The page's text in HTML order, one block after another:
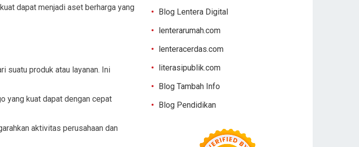
dapat menjadi aset berharga yang
suatu produk atau layanan. Ini
yang kuat dapat dengan cepat
aktivitas perusahaan dan
Blog Lentera Digital
lenterarumah.com
lenteracerdas.com
literasipublik.com
Blog Tambah Info
Blog Pendidikan